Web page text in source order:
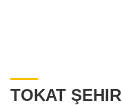
TOKAT